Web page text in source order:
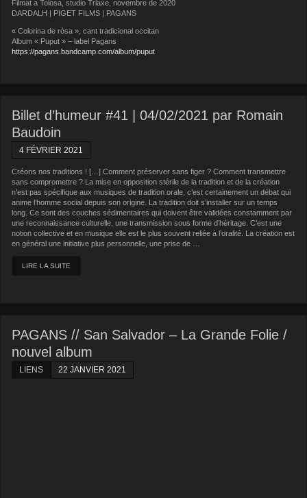
Filmat a Tolosa, studio Triaxe, novembre de 2020
DARDALH | PIGET FILMS | PAGANS
« Colorina de ròsa », cant tradicional occitan
Album « Puput » – label Pagans
https://pagans.bandcamp.com/album/puput
Billet d’humeur #41 | 04/02/2021 par Romain
Baudoin
4 FÉVRIER 2021
Créons nos traditions ! […] Comment préserver sans figer ? Comment transmettre
sans compromettre ? La mise en opposition stérile de la tradition et de la création
n’est pas spécifique aux musiques de tradition orale, c’est certainement un débat qui
anime l’homme social depuis son origine. La tradition doit s’installer sur un temps
long. Ce sont des couches sédimentaires qui doivent être validées constamment par
une reconnaissance culturelle, une transmission sous forme d’héritage. C’est une
notion collective et en musique elle est le plus souvent reliée à l’oralité. La création est
en général une initiative plus personnelle, une prise de …
LIRE LA SUITE
PAGANS // San Salvador – La Grande Folie /
nouvel album
LIENS 22 JANVIER 2021